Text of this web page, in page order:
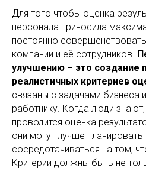
Для того чтобы оценка
персонала приносила
постоянно
компании и её сотрудников.
улучшению – это создание
реалистичных критериев
связаны с задачами бизнеса
работнику. Когда люди
проводится оценка
они могут лучше
сосредотачиваться на том,
Критерии должны быть не